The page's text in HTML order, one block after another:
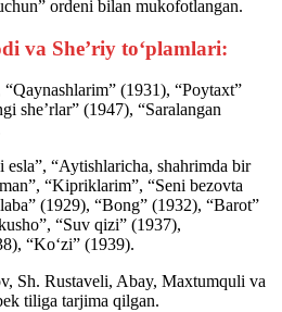
ordeni bilan mukofotlangan.
va She’riy to‘plamlari:
“Qaynashlarim” (1931), “Poytaxt”
she’rlar” (1947), “Saralangan
esla”, “Aytishlaricha, shahrimda bir
“Kipriklarim”, “Seni bezovta
(1929), “Bong” (1932), “Barot”
“Suv qizi” (1937),
“Ko‘zi” (1939).
Sh. Rustaveli, Abay, Maxtumquli va
tiliga tarjima qilgan.